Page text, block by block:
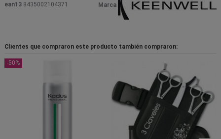
Marca
ean13 8435002104371
Clientes que compraron este producto también compraron:
-50%